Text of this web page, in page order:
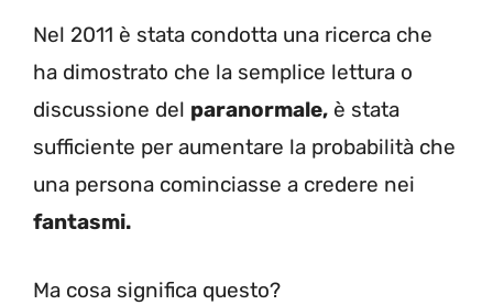
Nel 2011 è stata condotta una ricerca che
ha dimostrato che la semplice lettura o
discussione del paranormale, è stata
sufficiente per aumentare la probabilità che
una persona cominciasse a credere nei
fantasmi.
Ma cosa significa questo?